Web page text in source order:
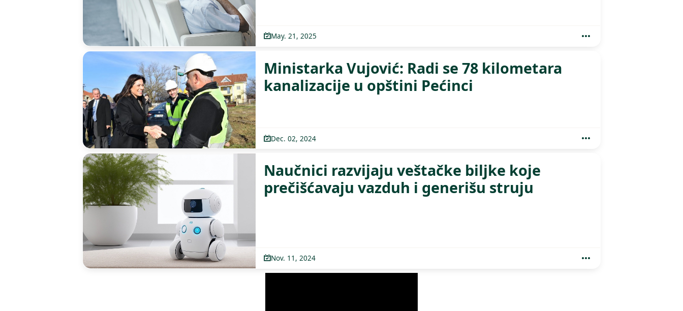
May. 21, 2025
Ministarka Vujović: Radi se 78 kilometara
kanalizacije u opštini Pećinci
Dec. 02, 2024
Naučnici razvijaju veštačke biljke koje
prečišćavaju vazduh i generišu struju
Nov. 11, 2024